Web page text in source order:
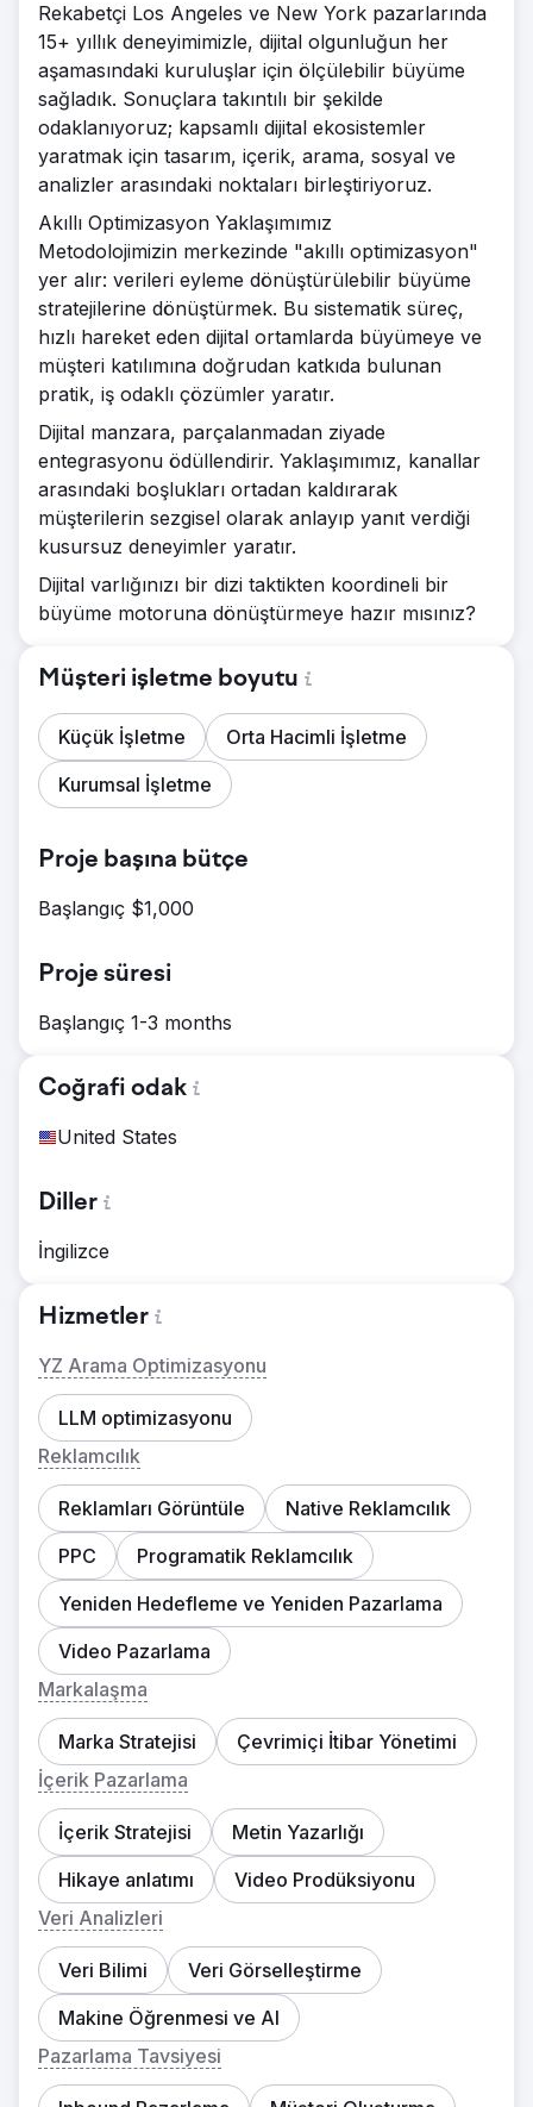
Rekabetçi Los Angeles ve New York pazarlarında
15+ yıllık deneyimimizle, dijital olgunluğun her
aşamasındaki kuruluşlar için ölçülebilir büyüme
sağladık. Sonuçlara takıntılı bir şekilde
odaklanıyoruz; kapsamlı dijital ekosistemler
yaratmak için tasarım, içerik, arama, sosyal ve
analizler arasındaki noktaları birleştiriyoruz.
Akıllı Optimizasyon Yaklaşımımız
Metodolojimizin merkezinde "akıllı optimizasyon"
yer alır: verileri eyleme dönüştürülebilir büyüme
stratejilerine dönüştürmek. Bu sistematik süreç,
hızlı hareket eden dijital ortamlarda büyümeye ve
müşteri katılımına doğrudan katkıda bulunan
pratik, iş odaklı çözümler yaratır.
Dijital manzara, parçalanmadan ziyade
entegrasyonu ödüllendirir. Yaklaşımımız, kanallar
arasındaki boşlukları ortadan kaldırarak
müşterilerin sezgisel olarak anlayıp yanıt verdiği
kusursuz deneyimler yaratır.
Dijital varlığınızı bir dizi taktikten koordineli bir
büyüme motoruna dönüştürmeye hazır mısınız?
Müşteri işletme boyutu
Küçük İşletme
Orta Hacimli İşletme
Kurumsal İşletme
Proje başına bütçe
Başlangıç $1,000
Proje süresi
Başlangıç 1-3 months
Coğrafi odak
United States
Diller
İngilizce
Hizmetler
YZ Arama Optimizasyonu
LLM optimizasyonu
Reklamcılık
Reklamları Görüntüle
Native Reklamcılık
PPC
Programatik Reklamcılık
Yeniden Hedefleme ve Yeniden Pazarlama
Video Pazarlama
Markalaşma
Marka Stratejisi
Çevrimiçi İtibar Yönetimi
İçerik Pazarlama
İçerik Stratejisi
Metin Yazarlığı
Hikaye anlatımı
Video Prodüksiyonu
Veri Analizleri
Veri Bilimi
Veri Görselleştirme
Makine Öğrenmesi ve AI
Pazarlama Tavsiyesi